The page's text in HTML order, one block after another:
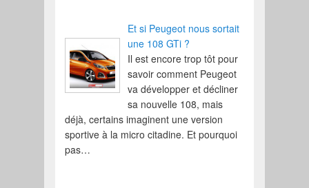
Et si Peugeot nous sortait
une 108 GTi ?
Il est encore trop tôt pour
savoir comment Peugeot
va développer et décliner
sa nouvelle 108, mais
déjà, certains imaginent une version
sportive à la micro citadine. Et pourquoi
pas…